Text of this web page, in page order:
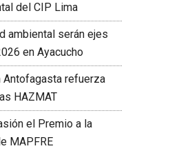
del CIP Lima
ambiental serán ejes
en Ayacucho
Antofagasta refuerza
HAZMAT
el Premio a la
MAPFRE